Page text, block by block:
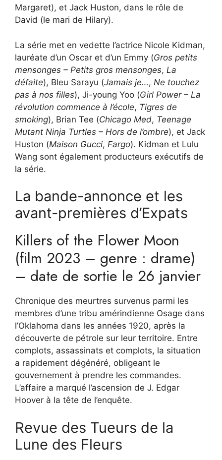
Margaret), et Jack Huston, dans le rôle de
David (le mari de Hilary).
La série met en vedette l’actrice Nicole Kidman,
lauréate d’un Oscar et d’un Emmy (Gros petits
mensonges – Petits gros mensonges, La
défaite), Bleu Sarayu (Jamais je…, Ne touchez
pas à nos filles), Ji-young Yoo (Girl Power – La
révolution commence à l’école, Tigres de
smoking), Brian Tee (Chicago Med, Teenage
Mutant Ninja Turtles – Hors de l’ombre), et Jack
Huston (Maison Gucci, Fargo). Kidman et Lulu
Wang sont également producteurs exécutifs de
la série.
La bande-annonce et les
avant-premières d’Expats
Killers of the Flower Moon
(film 2023 – genre : drame)
– date de sortie le 26 janvier
Chronique des meurtres survenus parmi les
membres d’une tribu amérindienne Osage dans
l’Oklahoma dans les années 1920, après la
découverte de pétrole sur leur territoire. Entre
complots, assassinats et complots, la situation
a rapidement dégénéré, obligeant le
gouvernement à prendre les commandes.
L’affaire a marqué l’ascension de J. Edgar
Hoover à la tête de l’enquête.
Revue des Tueurs de la
Lune des Fleurs